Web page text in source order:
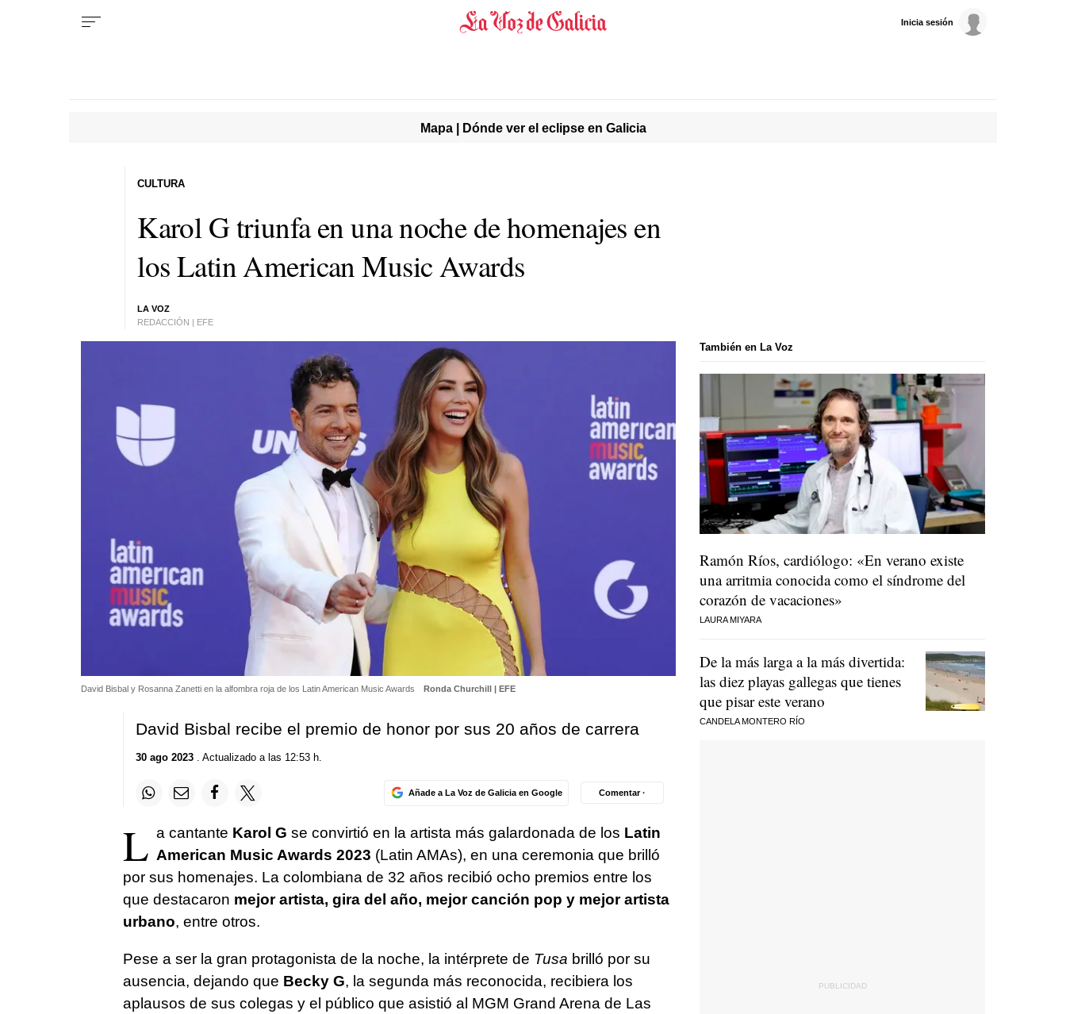
Inicia sesión
Mapa | Dónde ver el eclipse en Galicia
Karol G triunfa en una noche de homenajes en
los Latin American Music Awards
LA VOZ
REDACCIÓN | EFE
CULTURA
David Bisbal y Rosanna Zanetti en la alfombra roja de los Latin American Music Awards Ronda Churchill | EFE
David Bisbal recibe el premio de honor por sus 20 años de carrera
30 ago 2023. Actualizado a las 12:53 h.
Añade a La Voz de Galicia en Google Comentar ·
L a cantante Karol G se convirtió en la artista más galardonada de los Latin
American Music Awards 2023 (Latin AMAs), en una ceremonia que brilló
por sus homenajes. La colombiana de 32 años recibió ocho premios entre los
que destacaron mejor artista, gira del año, mejor canción pop y mejor artista
urbano, entre otros.
Pese a ser la gran protagonista de la noche, la intérprete de Tusa brilló por su
ausencia, dejando que Becky G, la segunda más reconocida, recibiera los
aplausos de sus colegas y el público que asistió al MGM Grand Arena de Las
También en La Voz
Ramón Ríos, cardiólogo: «En verano existe
una arritmia conocida como el síndrome del
corazón de vacaciones»
LAURA MIYARA
De la más larga a la más divertida:
las diez playas gallegas que tienes
que pisar este verano
CANDELA MONTERO RÍO